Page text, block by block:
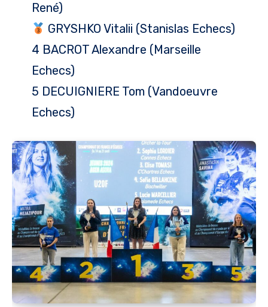
René)
GRYSHKO Vitalii (Stanislas Echecs)
4 BACROT Alexandre (Marseille
Echecs)
5 DECUIGNIERE Tom (Vandoeuvre
Echecs)